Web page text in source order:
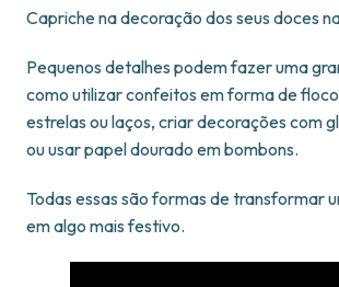
Capriche na decoração dos seus doces
Pequenos detalhes podem fazer uma
como utilizar confeitos em forma de
estrelas ou laços, criar decorações com
ou usar papel dourado em bombons.
Todas essas são formas de transformar
em algo mais festivo.